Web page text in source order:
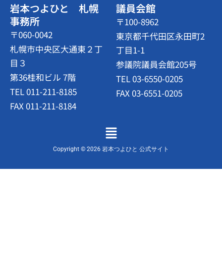
岩本つよひと 札幌
事務所
〒060-0042
札幌市中央区大通東２丁
目３
第36桂和ビル 7階
TEL 011-211-8185
FAX 011-211-8184
議員会館
〒100-8962
東京都千代田区永田町2
丁目1-1
参議院議員会館205号
TEL 03-6550-0205
FAX 03-6551-0205
メ
ニ
ュ
Copyright © 2026 岩本つよひと 公式サイト